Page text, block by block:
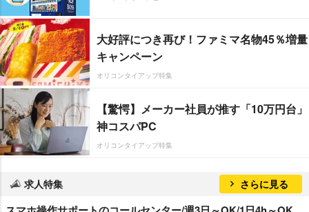
大好評につき再び！ファミマ名物45％増量
キャンペーン
オリコンタイアップ特集
【驚愕】メーカー社員が推す「10万円台」
神コスパPC
オリコンタイアップ特集
求人特集 さらに見る